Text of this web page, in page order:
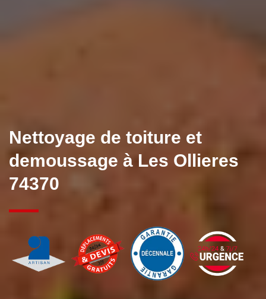
Nettoyage de toiture et
demoussage à Les Ollieres
74370